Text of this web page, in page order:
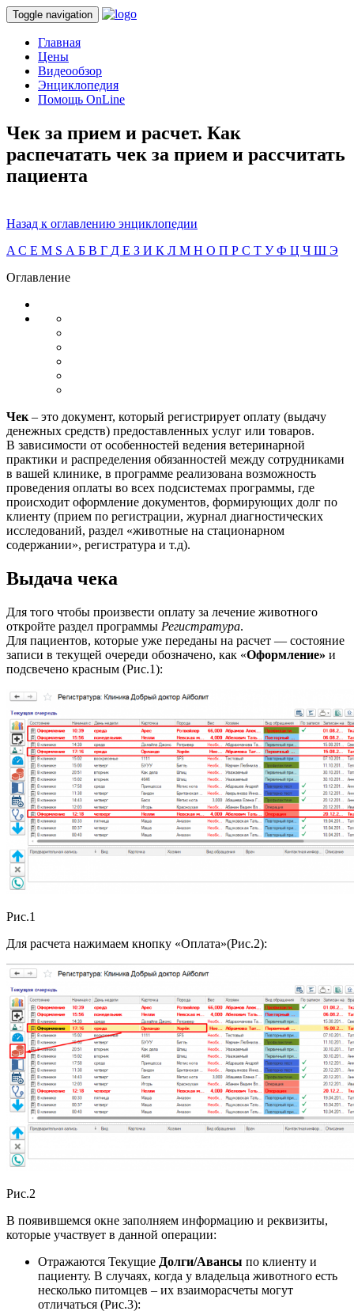
Toggle navigation
Главная
Цены
Видеообзор
Энциклопедия
Помощь OnLine
Чек за прием и расчет. Как
распечатать чек за прием и рассчитать
пациента
Назад к оглавлению энциклопедии
A C E M S А Б В Г Д Е З И К Л М Н О П Р С Т УФ Ц Ч Ш Э
Оглавление
Чек – это документ, который регистрирует оплату (выдачу
денежных средств) предоставленных услуг или товаров.
В зависимости от особенностей ведения ветеринарной
практики и распределения обязанностей между сотрудниками
в вашей клинике, в программе реализована возможность
проведения оплаты во всех подсистемах программы, где
происходит оформление документов, формирующих долг по
клиенту (прием по регистрации, журнал диагностических
исследований, раздел «животные на стационарном
содержании», регистратура и т.д).
Выдача чека
Для того чтобы произвести оплату за лечение животного
откройте раздел программы Регистратура.
Для пациентов, которые уже переданы на расчет — состояние
записи в текущей очереди обозначено, как «Оформление» и
подсвечено красным (Рис.1):
Рис.1
Для расчета нажимаем кнопку «Оплата»(Рис.2):
Рис.2
В появившемся окне заполняем информацию и реквизиты,
которые участвует в данной операции:
Отражаются Текущие Долги/Авансы по клиенту и
пациенту. В случаях, когда у владельца животного есть
несколько питомцев – их взаиморасчеты могут
отличаться (Рис.3):